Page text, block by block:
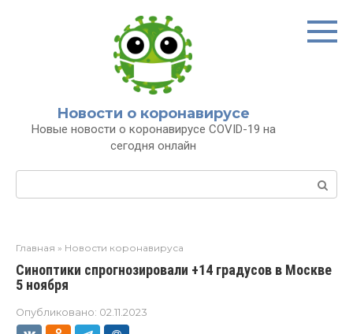
Новости о коронавирусе
Новые новости о коронавирусе COVID-19 на
сегодня онлайн
Главная » Новости коронавируса
Синоптики спрогнозировали +14 градусов в Москве
5 ноября
Опубликовано: 02.11.2023